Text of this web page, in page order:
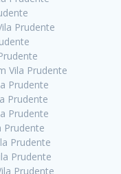
Prudente
Vila Prudente
Prudente
Prudente
Prudente
Prudente
Prudente
Prudente
Prudente